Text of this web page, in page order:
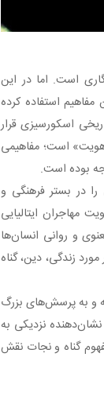
است. اما در این
مفاهیم استفاده کرده
اسکورسیزی قرار
است؛ مفاهیمی
بوده است.
در بستر فرهنگی و
مهاجران ایتالیایی
و روانی انسان‌ها
زندگی، دین، گناه
و به پرسش‌های بزرگ
نزدیکی به
گناه و نجات نقش